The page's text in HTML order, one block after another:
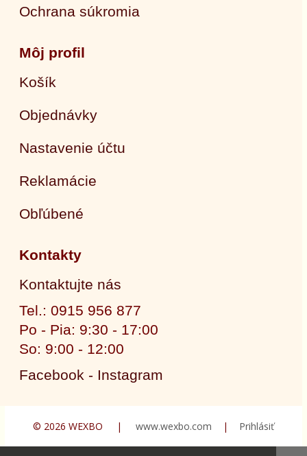
Ochrana súkromia
Môj profil
Košík
Objednávky
Nastavenie účtu
Reklamácie
Obľúbené
Kontakty
Kontaktujte nás
Tel.: 0915 956 877
Po - Pia: 9:30 - 17:00
So: 9:00 - 12:00
Facebook - Instagram
© 2026 WEXBO | www.wexbo.com | Prihlásiť